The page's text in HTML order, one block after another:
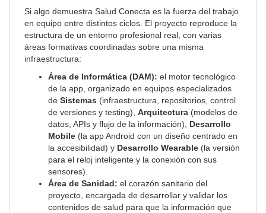
Si algo demuestra Salud Conecta es la fuerza del trabajo
en equipo entre distintos ciclos. El proyecto reproduce la
estructura de un entorno profesional real, con varias
áreas formativas coordinadas sobre una misma
infraestructura:
Área de Informática (DAM): el motor tecnológico
de la app, organizado en equipos especializados
de Sistemas (infraestructura, repositorios, control
de versiones y testing), Arquitectura (modelos de
datos, APIs y flujo de la información), Desarrollo
Mobile (la app Android con un diseño centrado en
la accesibilidad) y Desarrollo Wearable (la versión
para el reloj inteligente y la conexión con sus
sensores).
Área de Sanidad: el corazón sanitario del
proyecto, encargada de desarrollar y validar los
contenidos de salud para que la información que